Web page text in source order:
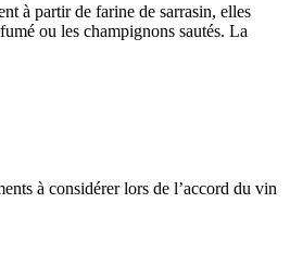
à partir de farine de sarrasin, elles
ou les champignons sautés. La
à considérer lors de l’accord du vin